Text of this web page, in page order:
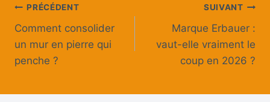
Navigation
de
l’article
PRÉCÉDENT
Comment consolider
un mur en pierre qui
penche ?
SUIVANT
Marque Erbauer :
vaut-elle vraiment le
coup en 2026 ?